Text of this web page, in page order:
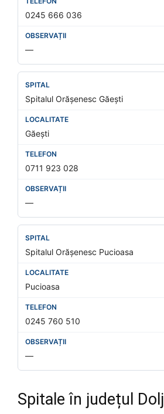
0245 666 036
—
Spitalul Orășenesc Găești
Găești
0711 923 028
—
Spitalul Orășenesc Pucioasa
Pucioasa
0245 760 510
—
Spitale în județul Dolj